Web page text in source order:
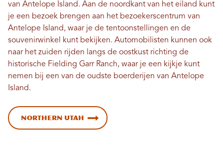
van Antelope Island. Aan de noordkant van het eiland kunt
je een bezoek brengen aan het bezoekerscentrum van
Antelope Island, waar je de tentoonstellingen en de
souvenirwinkel kunt bekijken. Automobilisten kunnen ook
naar het zuiden rijden langs de oostkust richting de
historische Fielding Garr Ranch, waar je een kijkje kunt
nemen bij een van de oudste boerderijen van Antelope
Island.
Northern Utah